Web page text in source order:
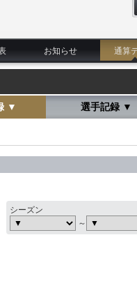
お知らせ 通算
▼ 選手記録 ▼
シーズン
～